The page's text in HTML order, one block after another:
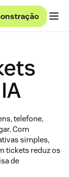
telefone,
Com
simples,
tickets reduz os
de